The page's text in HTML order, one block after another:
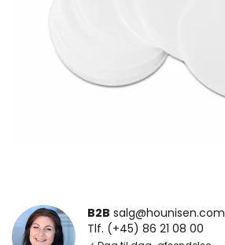
B2B salg@hounisen.com
Tlf. (+45) 86 21 08 00